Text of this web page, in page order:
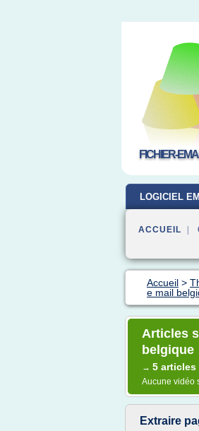
FICHIER-
LOGICIEL
ACCUEIL |
Accueil >
e mail
Articles
belgique
→ 5 articles
Aucune vidéo
Extraire